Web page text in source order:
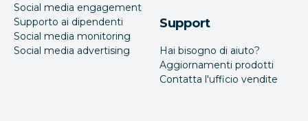
Social media engagement
Supporto ai dipendenti
Social media monitoring
Social media advertising
Support
Hai bisogno di aiuto?
Aggiornamenti prodotti
Contatta l'ufficio vendite